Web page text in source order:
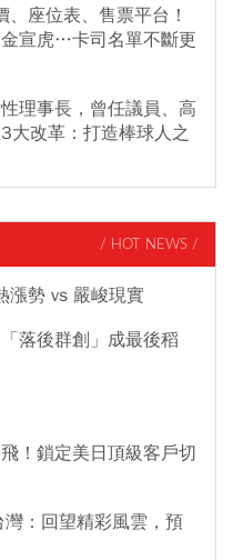
座位表、售票平台！
宣虎…卡司名單不斷更
理事長，曾任議員、高
改革：打造棒球人之
/ HOT NEWS /
漲勢 vs 嚴峻現實
落後群創」成最後稻
！鎖定美日頂級客戶切
：回望精彩風雲，預